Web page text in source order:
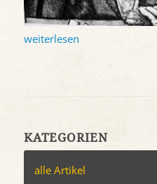
weiterlesen
KATEGORIEN
alle Artikel